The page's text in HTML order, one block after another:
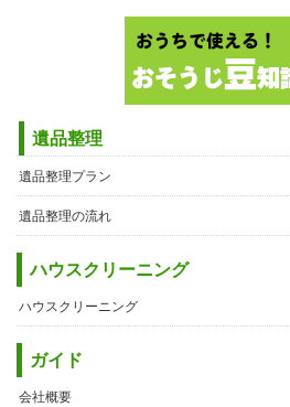
遺品整理
遺品整理プラン
遺品整理の流れ
ハウスクリーニング
ハウスクリーニング
ガイド
会社概要